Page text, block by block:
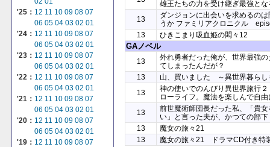
'25： 12 11 10 09 08 07
06 05 04 03 02 01
'24： 12 11 10 09 08 07
06 05 04 03 02 01
'23： 12 11 10 09 08 07
06 05 04 03 02 01
'22： 12 11 10 09 08 07
06 05 04 03 02 01
'21： 12 11 10 09 08 07
06 05 04 03 02 01
'20： 12 11 10 09 08 07
06 05 04 03 02 01
'19： 12 11 10 09 08 07
雄王たちの力を受け継ぎ最強とな
13
ダンジョンに出会いを求めるの
うか ファミリアクロニクル
13
ひきこまり吸血姫の悶々12
GAノベル
13
外れ勇者だった俺が、世界最強
てしまったんだが？
13
山、買いました ～異世界暮らし
13
神の使いでのんびり異世界旅行
ローライフ。魔法を楽しんで自
13
前世魔術師団長だった私、「貴
い」と言った夫が、かつての部下
13
魔女の旅々21
13
魔女の旅々21 ドラマCD付き特